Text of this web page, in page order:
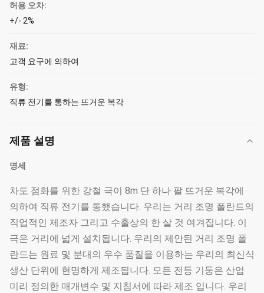
허용 오차:
+/- 2%
재료:
고객 요구에 의하여
유형:
직류 전기를 통하는 뜨거운 복각
제품 설명
명세
차도 점화를 위한 강철 극이 8m 단 하나 팔 뜨거운 복각에
의하여 직류 전기를 통했습니다. 우리는 거리 조명 폴란드의
직업적인 제조자 그리고 수출상의 한 살 것 여겨집니다. 이
극은 거리에 넓게 설치됩니다. 우리의 제안된 거리 조명 폴
란드는 원료 및 분대의 우수 품질을 이용하는 우리의 최신식
생산 단위에 현명하게 제조됩니다. 모든 전등 기둥은 산업
미리 정의한 매개변수 및 지침서에 따라 제조 입니다. 우리